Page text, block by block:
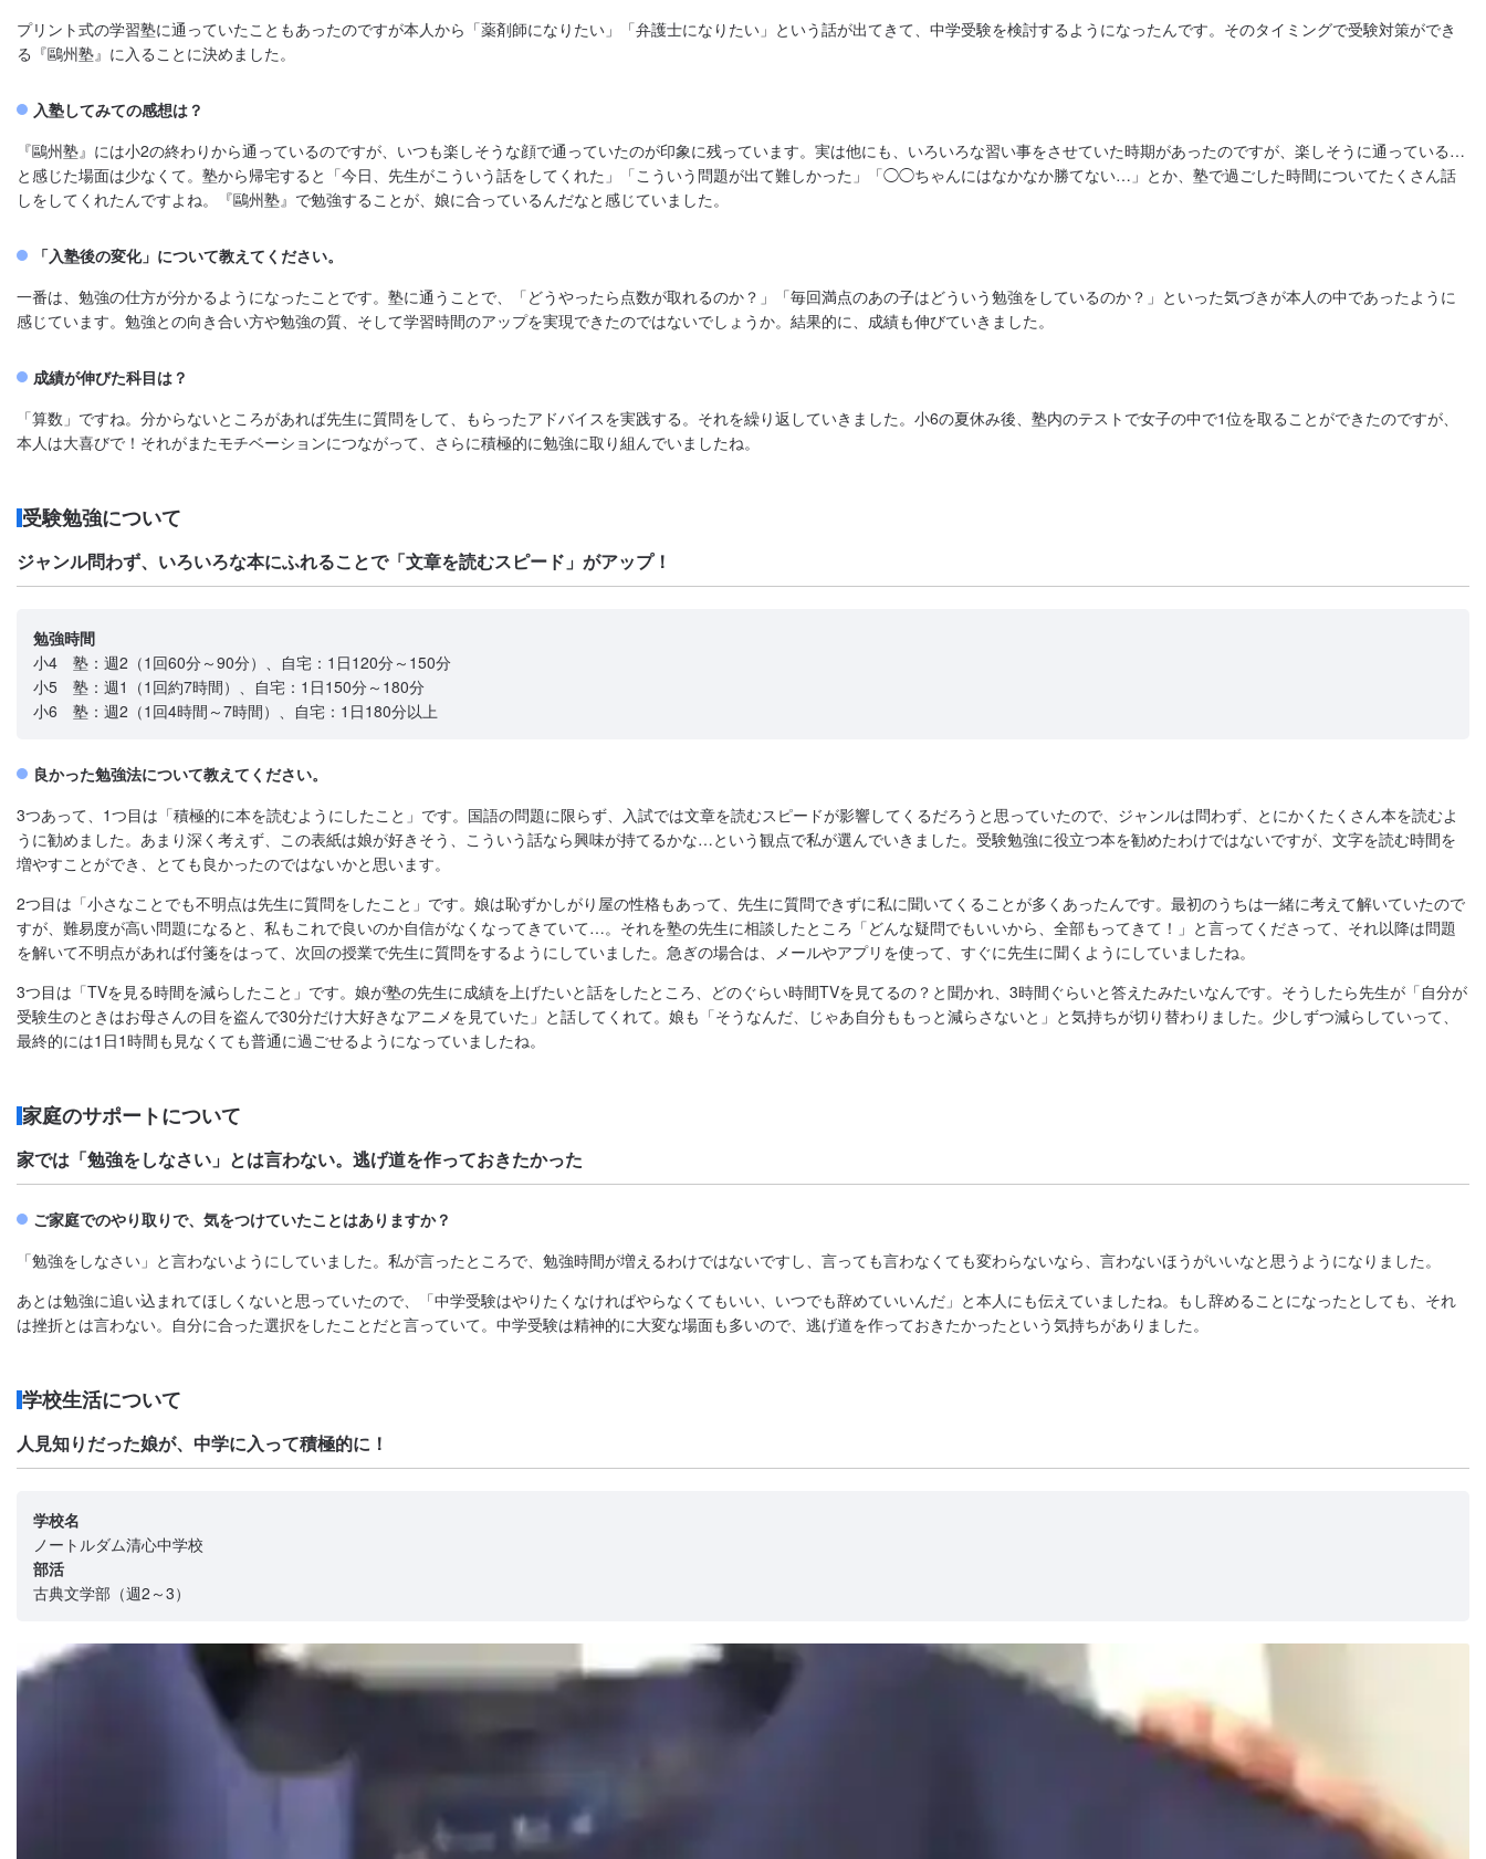
プリント式の学習塾に通っていたこともあったのですが本人から「薬剤師になりたい」「弁護士になりたい」という話が出てきて、中学受験を検討するようになったんです。そのタイミングで受験対策ができ
る『鷗州塾』に入ることに決めました。
入塾してみての感想は？
『鷗州塾』には小2の終わりから通っているのですが、いつも楽しそうな顔で通っていたのが印象に残っています。実は他にも、いろいろな習い事をさせていた時期があったのですが、楽しそうに通っている…
と感じた場面は少なくて。塾から帰宅すると「今日、先生がこういう話をしてくれた」「こういう問題が出て難しかった」「◯◯ちゃんにはなかなか勝てない…」とか、塾で過ごした時間についてたくさん話
しをしてくれたんですよね。『鷗州塾』で勉強することが、娘に合っているんだなと感じていました。
「入塾後の変化」について教えてください。
一番は、勉強の仕方が分かるようになったことです。塾に通うことで、「どうやったら点数が取れるのか？」「毎回満点のあの子はどういう勉強をしているのか？」といった気づきが本人の中であったように
感じています。勉強との向き合い方や勉強の質、そして学習時間のアップを実現できたのではないでしょうか。結果的に、成績も伸びていきました。
成績が伸びた科目は？
「算数」ですね。分からないところがあれば先生に質問をして、もらったアドバイスを実践する。それを繰り返していきました。小6の夏休み後、塾内のテストで女子の中で1位を取ることができたのですが、
本人は大喜びで！それがまたモチベーションにつながって、さらに積極的に勉強に取り組んでいましたね。
受験勉強について
ジャンル問わず、いろいろな本にふれることで「文章を読むスピード」がアップ！
勉強時間
小4 塾：週2（1回60分～90分）、自宅：1日120分～150分
小5 塾：週1（1回約7時間）、自宅：1日150分～180分
小6 塾：週2（1回4時間～7時間）、自宅：1日180分以上
良かった勉強法について教えてください。
3つあって、1つ目は「積極的に本を読むようにしたこと」です。国語の問題に限らず、入試では文章を読むスピードが影響してくるだろうと思っていたので、ジャンルは問わず、とにかくたくさん本を読むよ
うに勧めました。あまり深く考えず、この表紙は娘が好きそう、こういう話なら興味が持てるかな…という観点で私が選んでいきました。受験勉強に役立つ本を勧めたわけではないですが、文字を読む時間を
増やすことができ、とても良かったのではないかと思います。
2つ目は「小さなことでも不明点は先生に質問をしたこと」です。娘は恥ずかしがり屋の性格もあって、先生に質問できずに私に聞いてくることが多くあったんです。最初のうちは一緒に考えて解いていたので
すが、難易度が高い問題になると、私もこれで良いのか自信がなくなってきていて…。それを塾の先生に相談したところ「どんな疑問でもいいから、全部もってきて！」と言ってくださって、それ以降は問題
を解いて不明点があれば付箋をはって、次回の授業で先生に質問をするようにしていました。急ぎの場合は、メールやアプリを使って、すぐに先生に聞くようにしていましたね。
3つ目は「TVを見る時間を減らしたこと」です。娘が塾の先生に成績を上げたいと話をしたところ、どのぐらい時間TVを見てるの？と聞かれ、3時間ぐらいと答えたみたいなんです。そうしたら先生が「自分が
受験生のときはお母さんの目を盗んで30分だけ大好きなアニメを見ていた」と話してくれて。娘も「そうなんだ、じゃあ自分ももっと減らさないと」と気持ちが切り替わりました。少しずつ減らしていって、
最終的には1日1時間も見なくても普通に過ごせるようになっていましたね。
家庭のサポートについて
家では「勉強をしなさい」とは言わない。逃げ道を作っておきたかった
ご家庭でのやり取りで、気をつけていたことはありますか？
「勉強をしなさい」と言わないようにしていました。私が言ったところで、勉強時間が増えるわけではないですし、言っても言わなくても変わらないなら、言わないほうがいいなと思うようになりました。
あとは勉強に追い込まれてほしくないと思っていたので、「中学受験はやりたくなければやらなくてもいい、いつでも辞めていいんだ」と本人にも伝えていましたね。もし辞めることになったとしても、それ
は挫折とは言わない。自分に合った選択をしたことだと言っていて。中学受験は精神的に大変な場面も多いので、逃げ道を作っておきたかったという気持ちがありました。
学校生活について
人見知りだった娘が、中学に入って積極的に！
学校名
ノートルダム清心中学校
部活
古典文学部（週2～3）